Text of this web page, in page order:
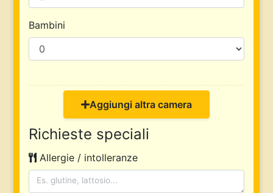
Bambini
Aggiungi altra camera
Richieste speciali
Allergie / intolleranze